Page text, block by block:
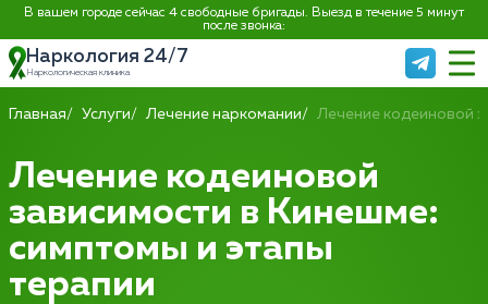
В вашем городе сейчас 4 свободные бригады. Выезд в течение 5 минут
после звонка:
Наркология 24/7
Наркологическая клиника
Главная Услуги Лечение наркомании Лечение кодеиновой
Лечение кодеиновой
зависимости в Кинешме:
симптомы и этапы
терапии